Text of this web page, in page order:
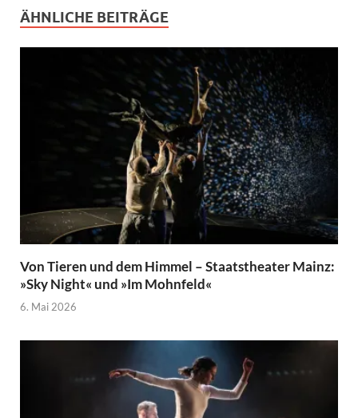
ÄHNLICHE BEITRÄGE
Von Tieren und dem Himmel – Staatstheater Mainz:
»Sky Night« und »Im Mohnfeld«
6. Mai 2026